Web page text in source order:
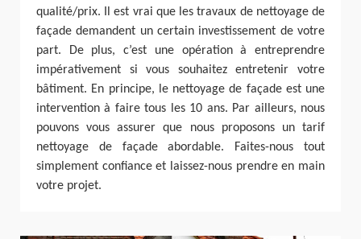
qualité/prix. Il est vrai que les travaux de nettoyage de
façade demandent un certain investissement de votre
part. De plus, c’est une opération à entreprendre
impérativement si vous souhaitez entretenir votre
bâtiment. En principe, le nettoyage de façade est une
intervention à faire tous les 10 ans. Par ailleurs, nous
pouvons vous assurer que nous proposons un tarif
nettoyage de façade abordable. Faites-nous tout
simplement confiance et laissez-nous prendre en main
votre projet.